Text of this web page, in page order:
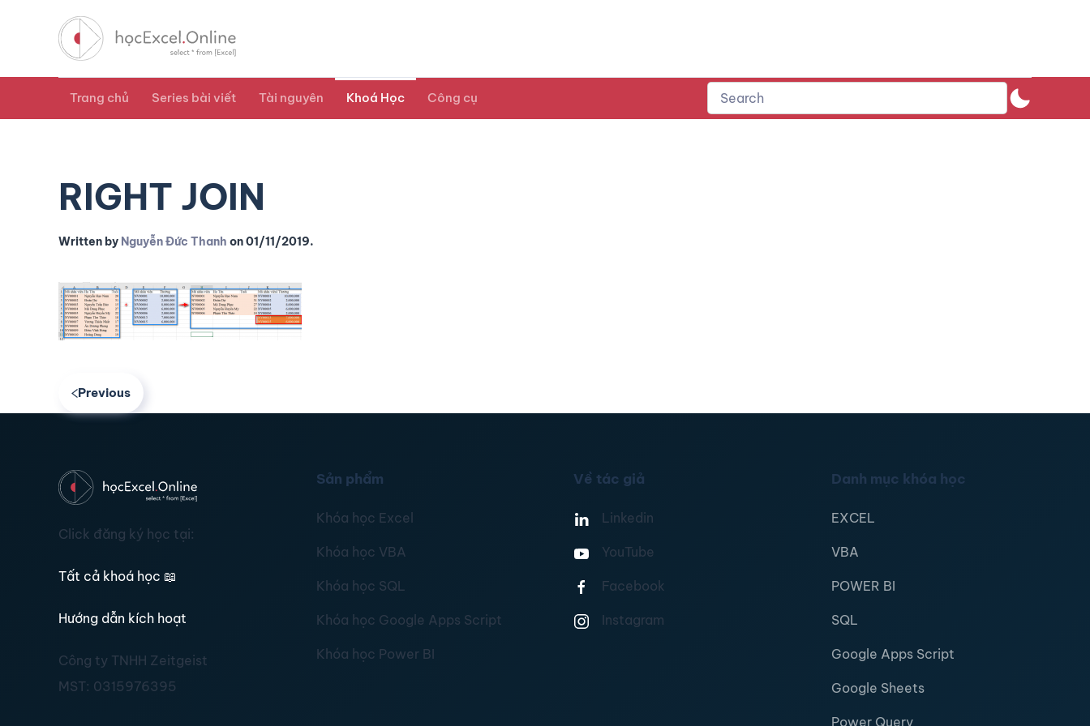
Trang chủ Series bài viết Tài nguyên Khoá Học Công cụ
RIGHT JOIN
Written by Nguyễn Đức Thanh on01/11/2019.
Previous
Click đăng ký học tại:
Tất cả khoá học 📖
Hướng dẫn kích hoạt
Công ty TNHH Zeitgeist
MST: 0315976395
Sản phẩm
Khóa học Excel
Khóa học VBA
Khóa học SQL
Khóa học Google Apps Script
Khóa học Power BI
Về tác giả
Linkedin
YouTube
Facebook
Instagram
Danh mục khóa học
EXCEL
VBA
POWER BI
SQL
Google Apps Script
Google Sheets
Power Query